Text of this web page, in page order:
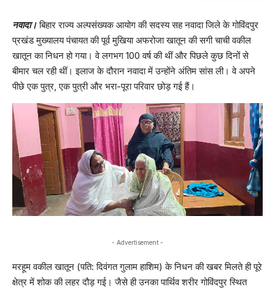
नवादा। बिहार राज्य अल्पसंख्यक आयोग की सदस्य सह नवादा जिले के गोविंदपुर
प्रखंड मुख्यालय पंचायत की पूर्व मुखिया अफरोजा खातून की सगी चाची वकील
खातून का निधन हो गया। वे लगभग 100 वर्ष की थीं और पिछले कुछ दिनों से
बीमार चल रही थीं। इलाज के दौरान नवादा में उन्होंने अंतिम सांस ली। वे अपने
पीछे एक पुत्र, एक पुत्री और भरा-पूरा परिवार छोड़ गई हैं।
- Advertisement -
मरहूम वकील खातून (पति: दिवंगत गुलाम हाशिम) के निधन की खबर मिलते ही पूरे
क्षेत्र में शोक की लहर दौड़ गई। जैसे ही उनका पार्थिव शरीर गोविंदपुर स्थित